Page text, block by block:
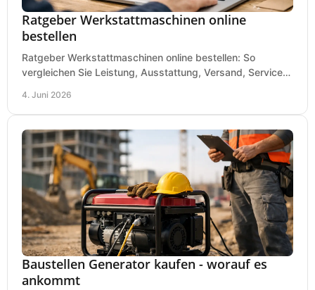
Ratgeber Werkstattmaschinen online
bestellen
Ratgeber Werkstattmaschinen online bestellen: So
vergleichen Sie Leistung, Ausstattung, Versand, Service
4. Juni 2026
Baustellen Generator kaufen - worauf es
ankommt